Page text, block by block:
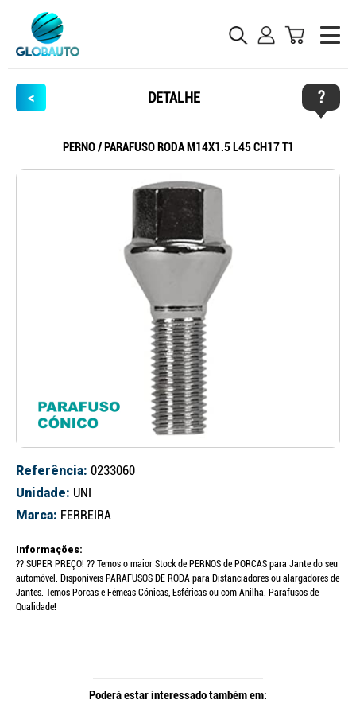
< DETALHE ?
PERNO / PARAFUSO RODA M14X1.5 L45 CH17 T1
Referência: 0233060
Unidade: UNI
Marca: FERREIRA
Informações:
?? SUPER PREÇO! ?? Temos o maior Stock de PERNOS de PORCAS para Jante do seu
automóvel. Disponíveis PARAFUSOS DE RODA para Distanciadores ou alargadores de
Jantes. Temos Porcas e Fêmeas Cónicas, Esféricas ou com Anilha. Parafusos de
Qualidade!
Poderá estar interessado também em: